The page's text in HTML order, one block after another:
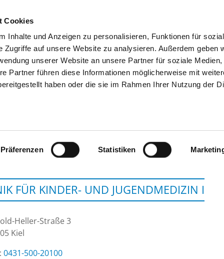
Cookies
Inhalte und Anzeigen zu personalisieren, Funktionen für
Zugriffe auf unsere Website zu analysieren. Außerdem geben
unserer Website an unsere Partner für soziale Medien,
Partner führen diese Informationen möglicherweise mit
haben oder die sie im Rahmen Ihrer Nutzung der
Präferenzen Statistiken
SUCHEN TIPPS & HILFE DAS DKV
FÜR KINDER- UND JUGENDMEDIZIN I
Heller-Straße 3
Kiel
0431-500-20100